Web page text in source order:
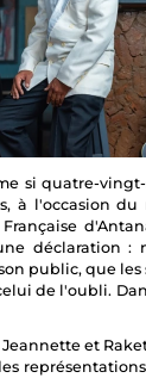
si quatre-
à l'occasion
déclaration :
public, que
de l'oubli.
et